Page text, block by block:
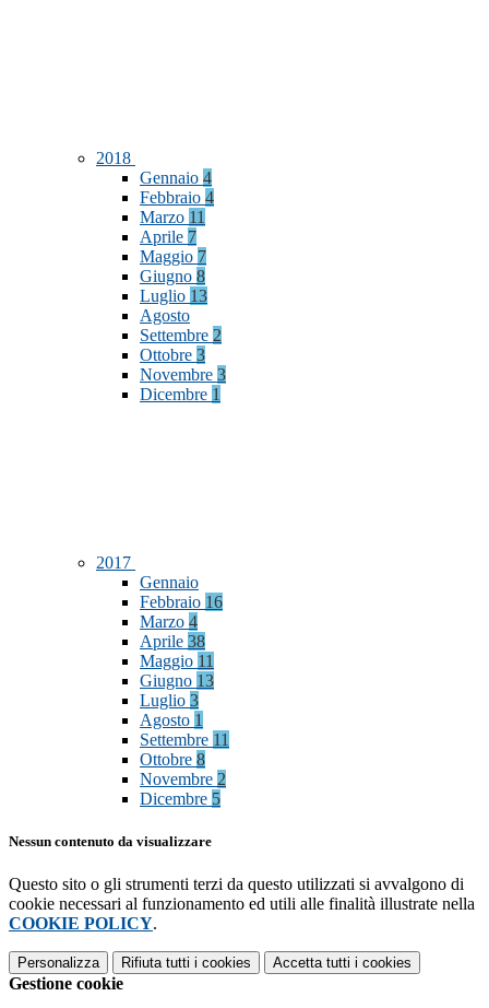
2018
Gennaio 4
Febbraio 4
Marzo 11
Aprile 7
Maggio 7
Giugno 8
Luglio 13
Agosto
Settembre 2
Ottobre 3
Novembre 3
Dicembre 1
2017
Gennaio
Febbraio 16
Marzo 4
Aprile 38
Maggio 11
Giugno 13
Luglio 3
Agosto 1
Settembre 11
Ottobre 8
Novembre 2
Dicembre 5
Nessun contenuto da visualizzare
Questo sito o gli strumenti terzi da questo utilizzati si avvalgono di
cookie necessari al funzionamento ed utili alle finalità illustrate nella
COOKIE POLICY.
Personalizza Rifiuta tutti i cookies Accetta tutti i cookies
Gestione cookie